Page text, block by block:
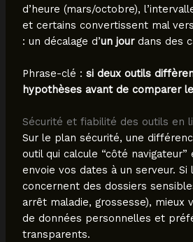
d’heure (mars/octobre),
et certains convertissent mal
: un décalage d’un jourdans des
Phrase-clé : si deux outils
hypothèses avant de comparer
Sécurité et fiabilité des outils en
Sur le plan sécurité, une
outil qui calcule “côté navigateur”
envoie vos dates à un serveur. Si
concernent des dossiers
arrêt maladie, grossesse), mieux
de données personnelles et
transparents.